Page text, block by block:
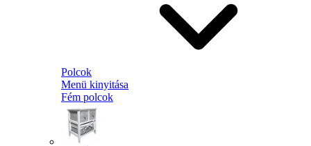
Polcok
Menü kinyitása
Fém polcok